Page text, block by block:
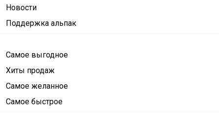
Новости
Поддержка альпак
Самое выгодное
Хиты продаж
Самое желанное
Самое быстрое